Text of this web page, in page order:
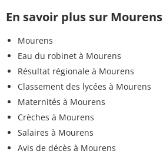
En savoir plus sur Mourens
Mourens
Eau du robinet à Mourens
Résultat régionale à Mourens
Classement des lycées à Mourens
Maternités à Mourens
Crèches à Mourens
Salaires à Mourens
Avis de décès à Mourens